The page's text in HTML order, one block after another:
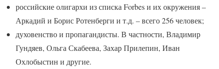
российские олигархи из списка Forbes и их окружения –
Аркадий и Борис Ротенберги и т.д. – всего 256 человек;
духовенство и пропагандисты. В частности, Владимир
Гундяев, Ольга Скабеева, Захар Прилепин, Иван
Охлобыстин и другие.